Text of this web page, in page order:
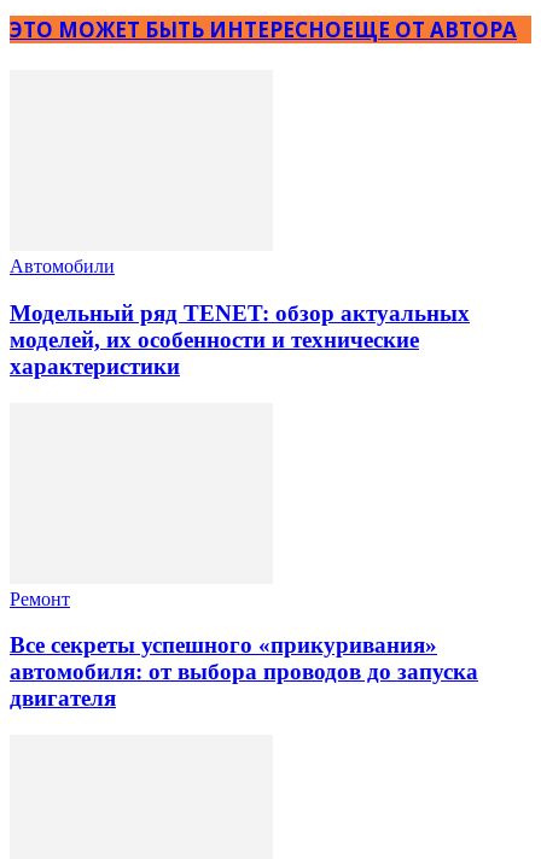
ЭТО МОЖЕТ БЫТЬ ИНТЕРЕСНОЕЩЕ ОТ АВТОРА
Автомобили
Модельный ряд TENET: обзор актуальных
моделей, их особенности и технические
характеристики
Ремонт
Все секреты успешного «прикуривания»
автомобиля: от выбора проводов до запуска
двигателя